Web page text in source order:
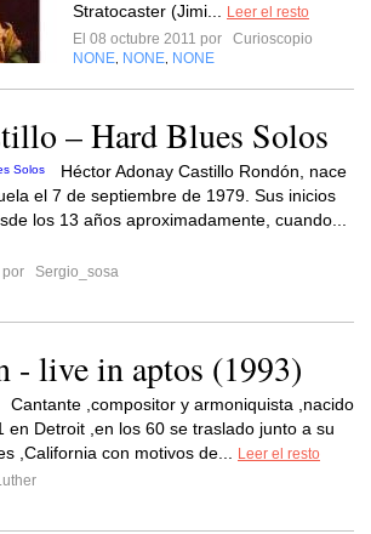
Stratocaster (Jimi...
Leer el resto
El 08 octubre 2011 por
Curioscopio
NONE NONE NONE
– Hard Blues Solos
Héctor Adonay Castillo Rondón, nace
el 7 de septiembre de 1979. Sus inicios
los 13 años aproximadamente, cuando...
por
Sergio_sosa
- live in aptos (1993)
Cantante ,compositor y armoniquista ,nacido
en Detroit ,en los 60 se traslado junto a su
,California con motivos de...
Leer el resto